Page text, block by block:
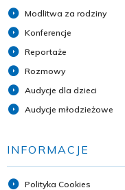
Modlitwa za rodziny
Konferencje
Reportaże
Rozmowy
Audycje dla dzieci
Audycje młodzieżowe
INFORMACJE
Polityka Cookies